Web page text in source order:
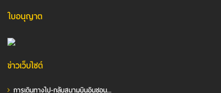
ใบอนุญาต
ข่าวเว็บไซต์
การเดินทางไป-กลับสนามบินอินชอน...